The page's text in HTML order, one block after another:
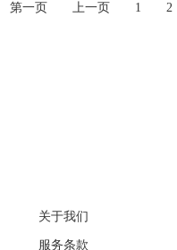
第一页 上一页 1 2
关于我们
服务条款